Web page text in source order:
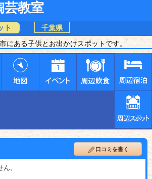
芸教室
ト
千葉県
にある子供とお出かけスポットです。
口コミを書く
。